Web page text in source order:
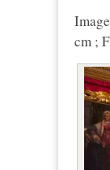
cm ;